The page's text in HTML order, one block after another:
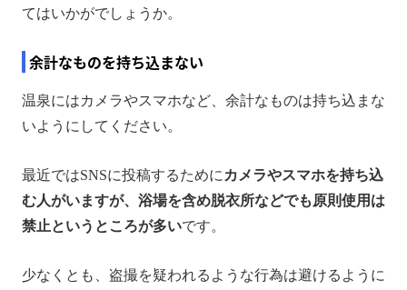
てはいかがでしょうか。
余計なものを持ち込まない
温泉にはカメラやスマホなど、余計なものは持ち込まな
いようにしてください。
最近ではSNSに投稿するために カメラやスマホを持ち込
む人がいますが、浴場を含め脱衣所などでも原則使用は
禁止というところが多いです。
少なくとも、盗撮を疑われるような行為は避けるように